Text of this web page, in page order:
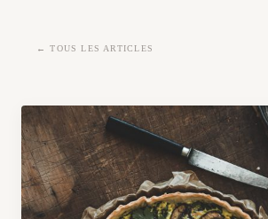
← TOUS LES ARTICLES